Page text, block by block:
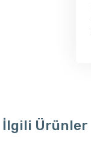
İlgili Ürünler